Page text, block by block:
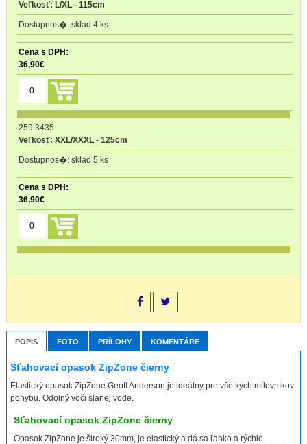
Veľkosť: L/XL - 115cm
sklad 4 ks
36,90€
259 3435 -
Veľkosť: XXL/XXXL - 125cm
sklad 5 ks
36,90€
POPIS FOTO PRÍLOHY KOMENTÁRE
Sťahovací opasok ZipZone čierny
Elastický opasok ZipZone Geoff Anderson je ideálny pre všetkých milovníkov
pohybu. Odolný voči slanej vode.
Sťahovací opasok ZipZone čierny
Opasok ZipZone je široký 30mm, je elastický a dá sa ľahko a rýchlo